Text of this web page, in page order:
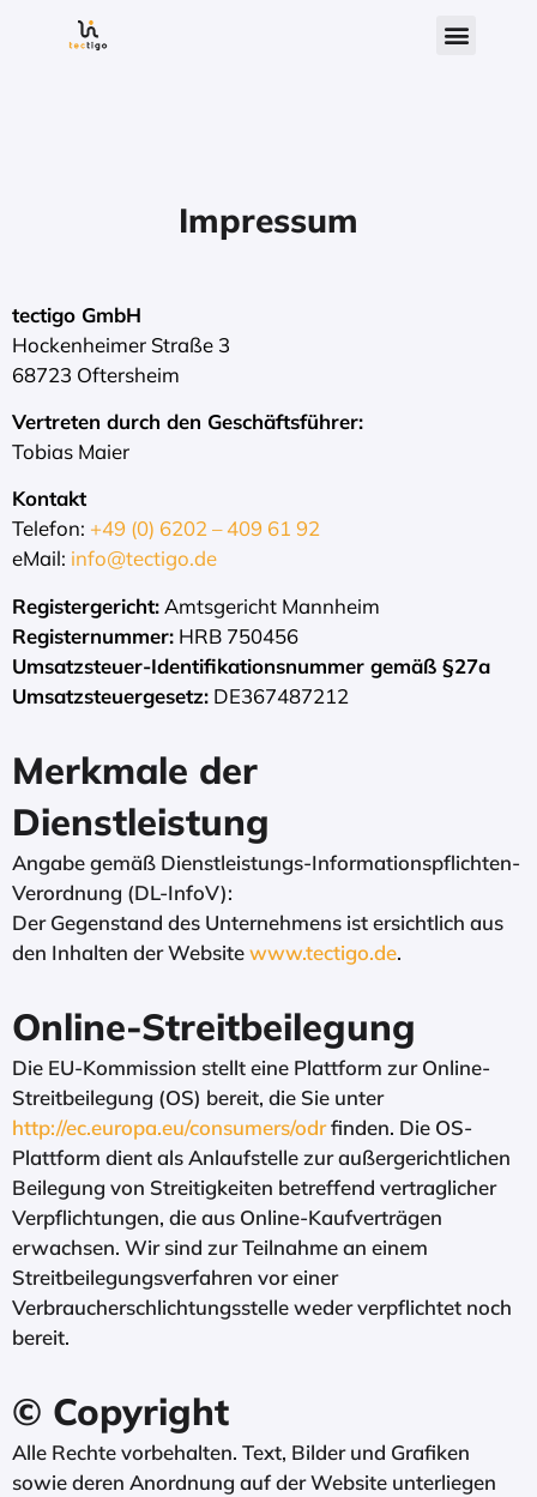
Impressum
tectigo GmbH
Hockenheimer Straße 3
68723 Oftersheim
Vertreten durch den Geschäftsführer:
Tobias Maier
Kontakt
Telefon: +49 (0) 6202 – 409 61 92
eMail: info@tectigo.de
Registergericht: Amtsgericht Mannheim
Registernummer: HRB 750456
Umsatzsteuer-Identifikationsnummer gemäß §27a
Umsatzsteuergesetz: DE367487212
Merkmale der
Dienstleistung
Angabe gemäß Dienstleistungs-Informationspflichten-
Verordnung (DL-InfoV):
Der Gegenstand des Unternehmens ist ersichtlich aus
den Inhalten der Websitewww.tectigo.de.
Online-Streitbeilegung
Die EU-Kommission stellt eine Plattform zur Online-
Streitbeilegung (OS) bereit, die Sie unter
http://ec.europa.eu/consumers/odrfinden. Die OS-
Plattform dient als Anlaufstelle zur außergerichtlichen
Beilegung von Streitigkeiten betreffend vertraglicher
Verpflichtungen, die aus Online-Kaufverträgen
erwachsen. Wir sind zur Teilnahme an einem
Streitbeilegungsverfahren vor einer
Verbraucherschlichtungsstelle weder verpflichtet noch
bereit.
© Copyright
Alle Rechte vorbehalten. Text, Bilder und Grafiken
sowie deren Anordnung auf der Website unterliegen